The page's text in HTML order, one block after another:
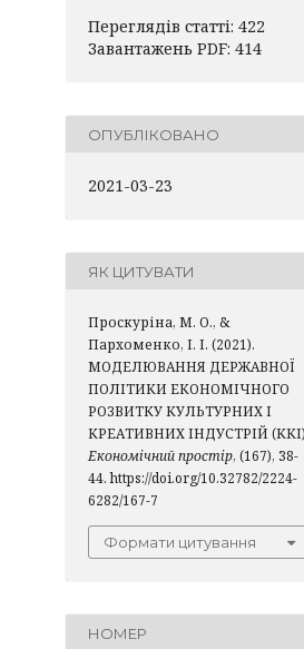
Переглядів статті: 422
Завантажень PDF: 414
ОПУБЛІКОВАНО
2021-03-23
ЯК ЦИТУВАТИ
Проскуріна, М. О., &
Пархоменко, І. І. (2021).
МОДЕЛЮВАННЯ ДЕРЖАВНОЇ
ПОЛІТИКИ ЕКОНОМІЧНОГО
РОЗВИТКУ КУЛЬТУРНИХ І
КРЕАТИВНИХ ІНДУСТРІЙ
Економічний простір, (167), 38-
44. https://doi.org/10.32782/2224-
6282/167-7
Формати цитування
НОМЕР